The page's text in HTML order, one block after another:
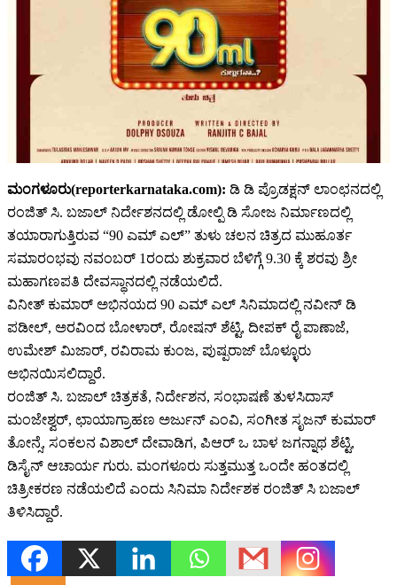
ಮಂಗಳೂರು(reporterkarnataka.com): ಡಿ ಡಿ ಪ್ರೊಡಕ್ಷನ್ ಲಾಂಛನದಲ್ಲಿ
ರಂಜಿತ್ ಸಿ. ಬಜಾಲ್ ನಿರ್ದೇಶನದಲ್ಲಿ ಡೋಲ್ಪಿ ಡಿ ಸೋಜ ನಿರ್ಮಾಣದಲ್ಲಿ
ತಯಾರಾಗುತ್ತಿರುವ “90 ಎಮ್ ಎಲ್” ತುಳು ಚಲನ ಚಿತ್ರದ ಮುಹೂರ್ತ
ಸಮಾರಂಭವು ನವಂಬರ್ 1ರಂದು ಶುಕ್ರವಾರ ಬೆಳಿಗ್ಗೆ 9.30 ಕ್ಕೆ ಶರವು ಶ್ರೀ
ಮಹಾಗಣಪತಿ ದೇವಸ್ಥಾನದಲ್ಲಿ ನಡೆಯಲಿದೆ.
ವಿನೀತ್ ಕುಮಾರ್ ಅಭಿನಯದ 90 ಎಮ್ ಎಲ್ ಸಿನಿಮಾದಲ್ಲಿ ನವೀನ್ ಡಿ
ಪಡೀಲ್, ಅರವಿಂದ ಬೋಳಾರ್, ರೋಷನ್ ಶೆಟ್ಟಿ, ದೀಪಕ್ ರೈ ಪಾಣಾಜೆ,
ಉಮೇಶ್ ಮಿಜಾರ್, ರವಿರಾಮ‌ ಕುಂಜ, ಪುಷ್ಪರಾಜ್ ಬೊಳ್ಳೂರು
ಅಭಿನಯಿಸಲಿದ್ದಾರೆ.
ರಂಜಿತ್ ಸಿ. ಬಜಾಲ್ ಚಿತ್ರಕತೆ, ನಿರ್ದೇಶನ, ಸಂಭಾಷಣೆ ತುಳಸಿದಾಸ್
ಮಂಜೇಶ್ವರ್, ಛಾಯಾಗ್ರಾಹಣ ಅರ್ಜುನ್ ಎಂವಿ, ಸಂಗೀತ ಸೃಜನ್ ಕುಮಾರ್
ತೋನ್ಸೆ, ಸಂಕಲನ ವಿಶಾಲ್ ದೇವಾಡಿಗ, ಪಿಆರ್ ಒ ಬಾಳ ಜಗನ್ನಾಥ ಶೆಟ್ಟಿ,
ಡಿಸೈನ್ ಆಚಾರ್ಯ ಗುರು. ಮಂಗಳೂರು ಸುತ್ತಮುತ್ತ ಒಂದೇ ಹಂತದಲ್ಲಿ
ಚಿತ್ರೀಕರಣ ನಡೆಯಲಿದೆ ಎಂದು ಸಿನಿಮಾ ನಿರ್ದೇಶಕ ರಂಜಿತ್ ಸಿ ಬಜಾಲ್
ತಿಳಿಸಿದ್ದಾರೆ.